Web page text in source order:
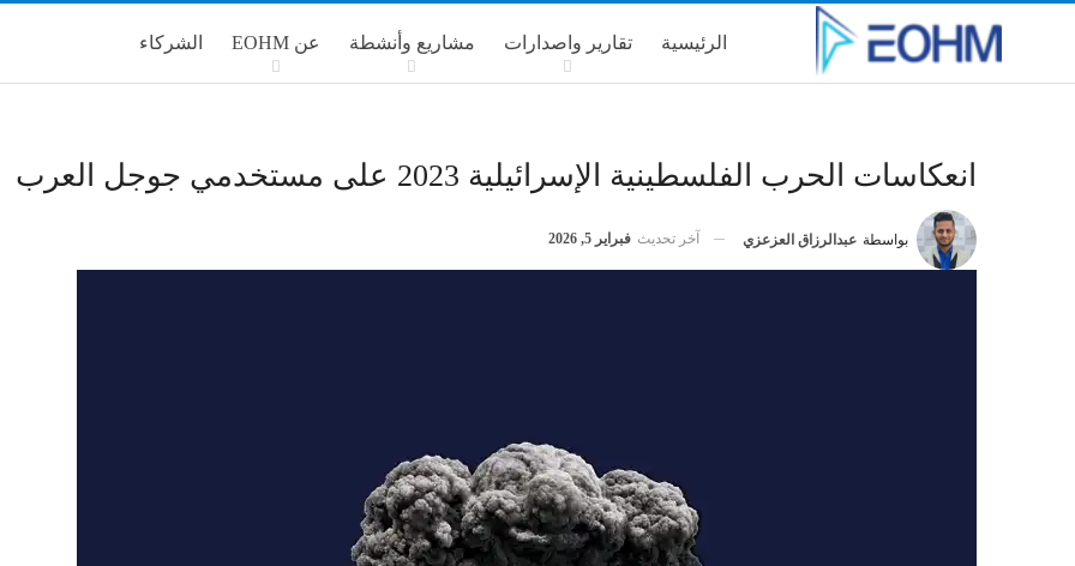
الرئيسية تقارير واصدارات مشاريع وأنشطة عن EOHM الشركاء
انعكاسات الحرب الفلسطينية الإسرائيلية 2023 على مستخدمي جوجل العرب
بواسطة عبدالرزاق العزعزي آخر تحديث فبراير 5, 2026